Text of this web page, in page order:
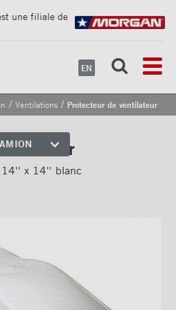
une filiale de
EN
/ Ventilations/ Protecteur de ventilateur
14'' x 14'' blanc